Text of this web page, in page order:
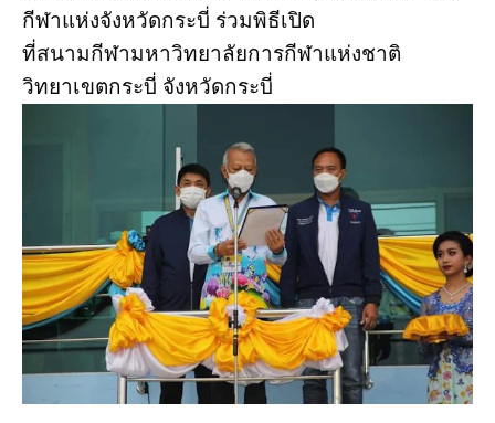
กีฬาแห่งจังหวัดกระบี่ ร่วมพิธีเปิด
ที่สนามกีฬามหาวิทยาลัยการกีฬาแห่งชาติ
วิทยาเขตกระบี่ จังหวัดกระบี่